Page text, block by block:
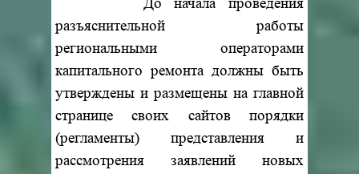
До начала проведения
разъяснительной работы
региональными операторами
капитального ремонта должны быть
утверждены и размещены на главной
странице своих сайтов порядки
(регламенты) представления и
рассмотрения заявлений новых